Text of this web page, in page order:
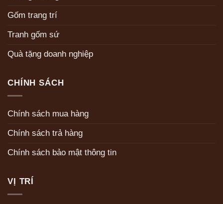
Gốm trang trí
Tranh gốm sứ
Quà tặng doanh nghiệp
CHÍNH SÁCH
Chính sách mua hàng
Chính sách trả hàng
Chính sách bảo mật thông tin
VỊ TRÍ